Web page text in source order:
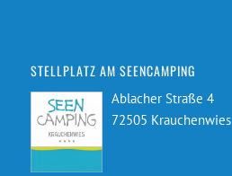
STELLPLATZ AM SEENCAMPING
Ablacher Straße 4
72505 Krauchenwies